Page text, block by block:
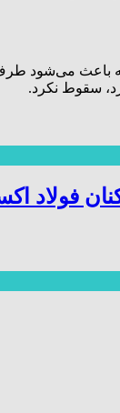
می‌شود طرف
سقوط نکرد.
فولاد